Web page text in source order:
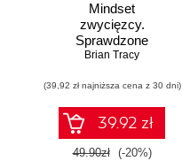
Mindset
zwycięzcy.
Sprawdzone
strategie na drodze
Brian Tracy
(39,92 zł najniższa cena z 30 dni)
39.92 zł
49.90zł (-20%)